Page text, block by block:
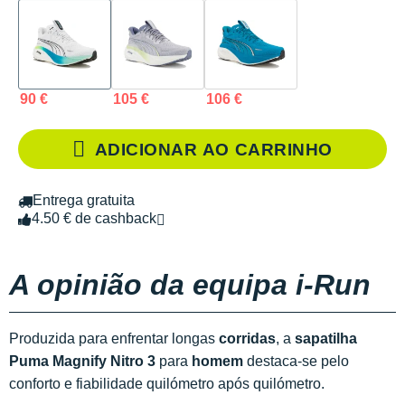
90 € 105 € 106 €
ADICIONAR AO CARRINHO
Entrega gratuita
4.50 € de cashback
A opinião da equipa i-Run
Produzida para enfrentar longas corridas, a sapatilha
Puma Magnify Nitro 3 para homem destaca-se pelo
conforto e fiabilidade quilómetro após quilómetro.